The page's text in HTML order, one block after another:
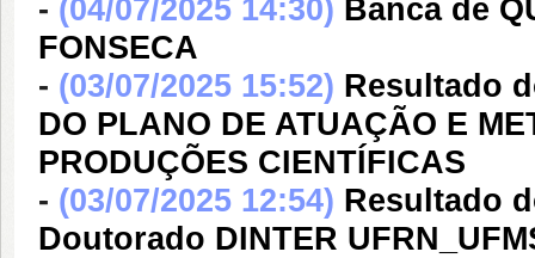
- (04/07/2025 14:30) Banca de
FONSECA
- (03/07/2025 15:52) Resultado
DO PLANO DE ATUAÇÃO E
PRODUÇÕES CIENTÍFICAS
- (03/07/2025 12:54) Resultado
Doutorado DINTER